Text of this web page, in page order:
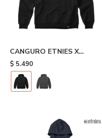
CANGURO ETNIES X
SANTA CRUZ RETRO -
Black
$ 5.490